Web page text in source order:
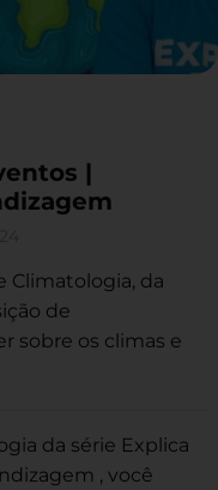
|
Climatologia, da
de
sobre os climas e
da série Explica
, você